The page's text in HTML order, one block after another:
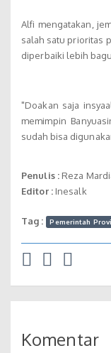
Alfi mengatakan,
salah satu prioritas
diperbaiki lebih
"Doakan saja
memimpin
sudah bisa
Penulis :Reza
Editor :Inesalk
Tag : Pemerintah
Komentar